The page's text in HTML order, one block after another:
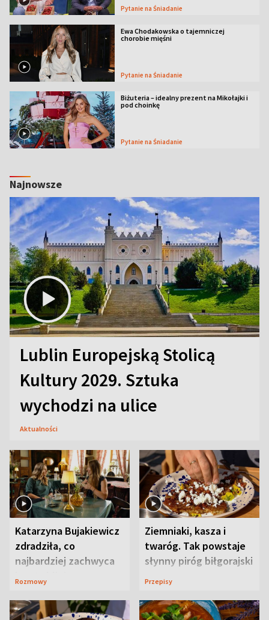
Pytanie na Śniadanie
Ewa Chodakowska o tajemniczej
chorobie mięśni
Pytanie na Śniadanie
Biżuteria – idealny prezent na Mikołajki i
pod choinkę
Pytanie na Śniadanie
Najnowsze
Lublin Europejską Stolicą
Kultury 2029. Sztuka
wychodzi na ulice
Aktualności
Katarzyna Bujakiewicz
zdradziła, co
najbardziej zachwyca
ją w Lublinie
Rozmowy
Ziemniaki, kasza i
twaróg. Tak powstaje
słynny piróg biłgorajski
Przepisy